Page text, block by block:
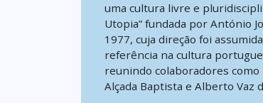
uma cultura livre e
Utopia” fundada por António
1977, cuja direção foi
referência na cultura
reunindo colaboradores
Alçada Baptista e Alberto Vaz